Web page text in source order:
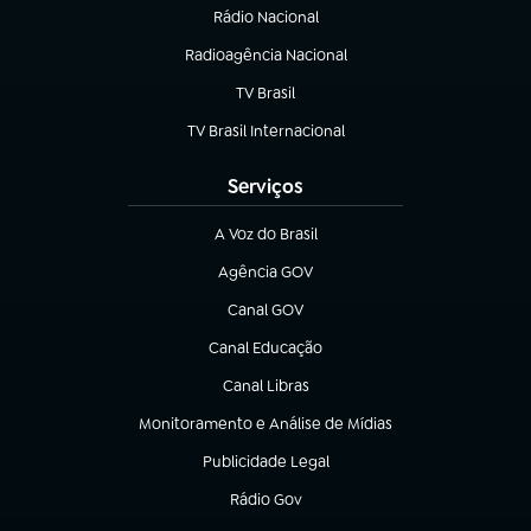
Rádio Nacional
Radioagência Nacional
(abre em nova aba)
TV Brasil
(abre em nova aba)
TV Brasil Internacional
(abre em nova aba)
Serviços
A Voz do Brasil
(abre em nova aba)
Agência GOV
(abre em nova aba)
Canal GOV
(abre em nova aba)
Canal Educação
(abre em nova aba)
Canal Libras
(abre em nova aba)
Monitoramento e Análise de Mídias
(abre em nova aba)
Publicidade Legal
(abre em nova aba)
Rádio Gov
(abre em nova aba)